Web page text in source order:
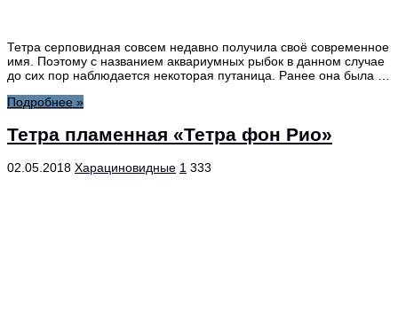
Тетра серповидная совсем недавно получила своё современное
имя. Поэтому с названием аквариумных рыбок в данном случае
до сих пор наблюдается некоторая путаница. Ранее она была …
Подробнее »
Тетра пламенная «Тетра фон Рио»
02.05.2018 Харациновидные 1 333